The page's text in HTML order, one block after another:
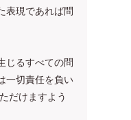
表現であれば問
じるすべての問
一切責任を負い
だけますよう